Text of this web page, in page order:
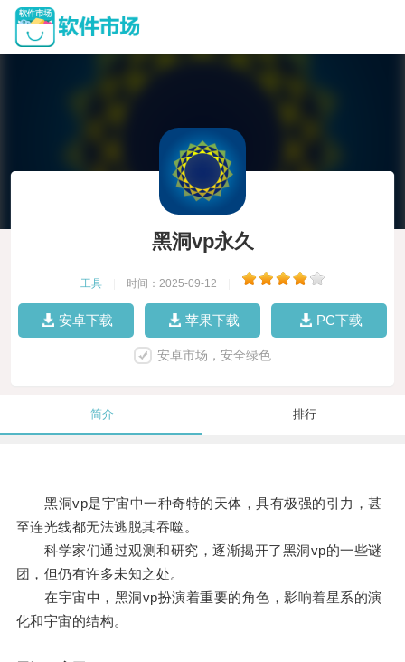
黑洞vp永久
工具 时间：2025-09-12
安卓下载 苹果下载 PC下载
安卓市场，安全绿色
简介 排行
黑洞vp是宇宙中一种奇特的天体，具有极强的引力，甚
至连光线都无法逃脱其吞噬。
科学家们通过观测和研究，逐渐揭开了黑洞vp的一些谜
团，但仍有许多未知之处。
在宇宙中，黑洞vp扮演着重要的角色，影响着星系的演
化和宇宙的结构。